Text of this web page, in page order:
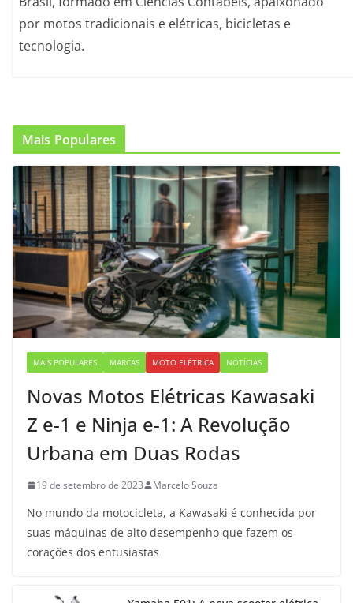
por motos tradicionais e elétricas, bicicletas e
tecnologia.
Mais Populares
MAIS POPULARES MARCAS MOTO ELÉTRICA NOTÍCIAS
Novas Motos Elétricas Kawasaki
Z e-1 e Ninja e-1: A Revolução
Urbana em Duas Rodas
19 de setembro de 2023 Marcelo Souza
No mundo da motocicleta, a Kawasaki é conhecida por
suas máquinas de alto desempenho que fazem os
corações dos entusiastas